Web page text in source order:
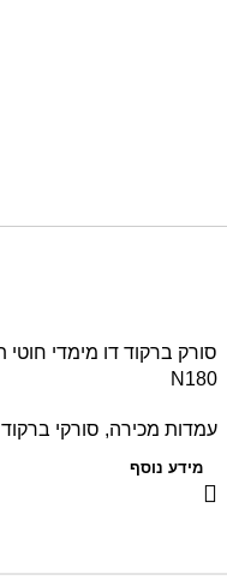
N180
עמדות מכירה, סורקי ברקוד
מידע נוסף